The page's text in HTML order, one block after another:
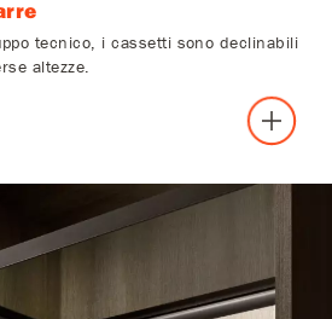
tecnico, i cassetti sono declinabili
altezze.